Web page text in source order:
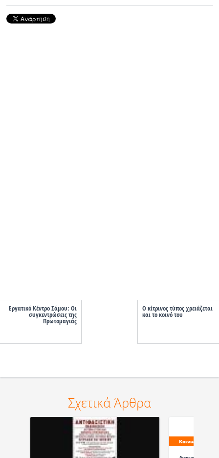
Εργατικό Κέντρο Σάμου: Οι
συγκεντρώσεις της
Πρωτομαγιάς
Ο κίτρινος τύπος χρειάζεται
και το κοινό του
Σχετικά Άρθρα
Κοινωνία